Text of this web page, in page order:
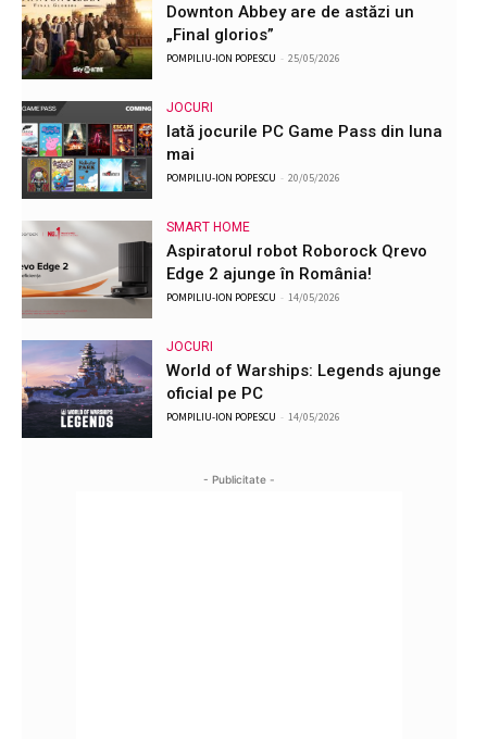
Downton Abbey are de astăzi un
„Final glorios”
POMPILIU-ION POPESCU - 25/05/2026
JOCURI
Iată jocurile PC Game Pass din luna
mai
POMPILIU-ION POPESCU - 20/05/2026
SMART HOME
Aspiratorul robot Roborock Qrevo
Edge 2 ajunge în România!
POMPILIU-ION POPESCU - 14/05/2026
JOCURI
World of Warships: Legends ajunge
oficial pe PC
POMPILIU-ION POPESCU - 14/05/2026
- Publicitate -